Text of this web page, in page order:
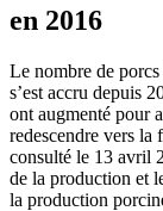
en 2016
Le nombre de
s’est accru depuis
ont augmenté pour
redescendre vers
consulté le 13 avril
de la production et
la production